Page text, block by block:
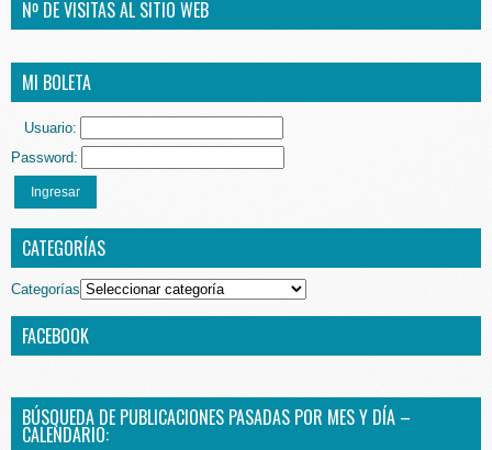
Nº DE VISITAS AL SITIO WEB
MI BOLETA
Usuario:
Password:
Ingresar
CATEGORÍAS
Categorías
FACEBOOK
BÚSQUEDA DE PUBLICACIONES PASADAS POR MES Y DÍA –
CALENDARIO: